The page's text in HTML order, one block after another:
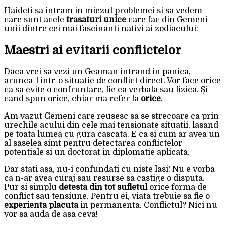
Haideti sa intram in miezul problemei si sa vedem
care sunt acele trasaturi unice care fac din Gemeni
unii dintre cei mai fascinanti nativi ai zodiacului:
Maestri ai evitarii conflictelor
Daca vrei sa vezi un Geaman intrand in panica,
arunca-l intr-o situatie de conflict direct. Vor face orice
ca sa evite o confruntare, fie ea verbala sau fizica. Și
cand spun orice, chiar ma refer la orice.
Am vazut Gemeni care reusesc sa se strecoare ca prin
urechile acului din cele mai tensionate situatii, lasand
pe toata lumea cu gura cascata. E ca si cum ar avea un
al saselea simt pentru detectarea conflictelor
potentiale si un doctorat in diplomatie aplicata.
Dar stati asa, nu-i confundati cu niste lasi! Nu e vorba
ca n-ar avea curaj sau resurse sa castige o disputa.
Pur si simplu detesta din tot sufletulorice forma de
conflict sau tensiune. Pentru ei, viata trebuie sa fie o
experienta placutain permanenta. Conflictul? Nici nu
vor sa auda de asa ceva!